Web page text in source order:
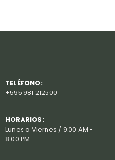
TELÉFONO:
+595 981 212600
HORARIOS:
Lunes a Viernes / 9:00 AM -
8:00 PM